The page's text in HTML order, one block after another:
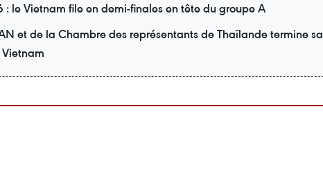
: le Vietnam file en demi-finales en tête du groupe A
et de la Chambre des représentants de Thaïlande termine sa